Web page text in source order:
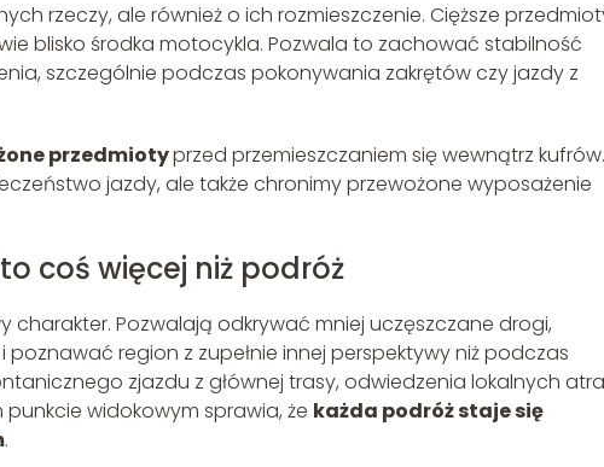
rzeczy, ale również o ich rozmieszczenie. Cięższe
blisko środka motocykla. Pozwala to zachować stabilność
szczególnie podczas pokonywania zakrętów czy jazdy z
przedmiotyprzed przemieszczaniem się wewnątrz kufrów.
jazdy, ale także chronimy przewożone wyposażenie
coś więcej niż podróż
Pozwalają odkrywać mniej uczęszczane drogi,
region z zupełnie innej perspektywy niż podczas
zjazdu z głównej trasy, odwiedzenia lokalnych
widokowym sprawia, że każda podróż staje się
.